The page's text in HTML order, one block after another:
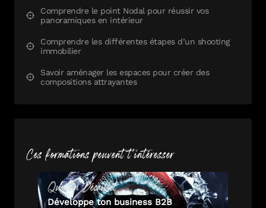
Comprendre le point Nodal pour réussir vos
panoramiques en intérieur
Comprendre les différentes étapes d’un shooting
immobilier
Savoir aménager les espaces pour créer des
compositions attrayantes
Ces formations peuvent t'intéresser
QuentinDécaillet
Développe ton business B2B